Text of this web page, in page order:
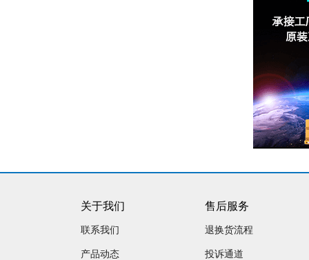
关于我们
联系我们
产品动态
售后服务
退换货流程
投诉通道